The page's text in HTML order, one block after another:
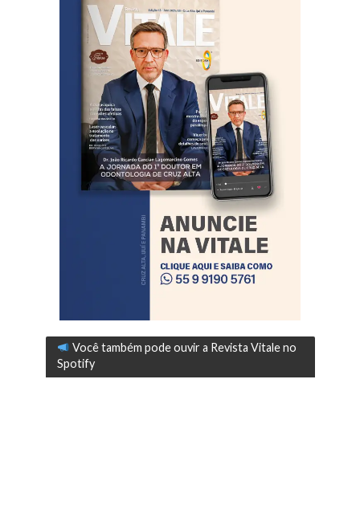
Você também pode ouvir a Revista Vitale no
Spotify